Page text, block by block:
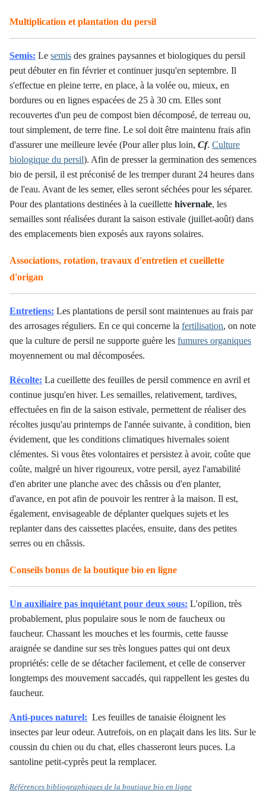
Multiplication et plantation du persil
Semis: Le semis des graines paysannes et biologiques du persil
peut débuter en fin février et continuer jusqu'en septembre. Il
s'effectue en pleine terre, en place, à la volée ou, mieux, en
bordures ou en lignes espacées de 25 à 30 cm. Elles sont
recouvertes d'un peu de compost bien décomposé, de terreau ou,
tout simplement, de terre fine. Le sol doit être maintenu frais afin
d'assurer une meilleure levée (Pour aller plus loin, Cf. Culture
biologique du persil). Afin de presser la germination des semences
bio de persil, il est préconisé de les tremper durant 24 heures dans
de l'eau. Avant de les semer, elles seront séchées pour les séparer.
Pour des plantations destinées à la cueillette hivernale, les
semailles sont réalisées durant la saison estivale (juillet-août) dans
des emplacements bien exposés aux rayons solaires.
Associations, rotation, travaux d'entretien et cueillette
d'origan
Entretiens: Les plantations de persil sont maintenues au frais par
des arrosages réguliers. En ce qui concerne la fertilisation, on note
que la culture de persil ne supporte guère les fumures organiques
moyennement ou mal décomposées.
Récolte: La cueillette des feuilles de persil commence en avril et
continue jusqu'en hiver. Les semailles, relativement, tardives,
effectuées en fin de la saison estivale, permettent de réaliser des
récoltes jusqu'au printemps de l'année suivante, à condition, bien
évidement, que les conditions climatiques hivernales soient
clémentes. Si vous êtes volontaires et persistez à avoir, coûte que
coûte, malgré un hiver rigoureux, votre persil, ayez l'amabilité
d'en abriter une planche avec des châssis ou d'en planter,
d'avance, en pot afin de pouvoir les rentrer à la maison. Il est,
également, envisageable de déplanter quelques sujets et les
replanter dans des caissettes placées, ensuite, dans des petites
serres ou en châssis.
Conseils bonus de la boutique bio en ligne
Un auxiliaire pas inquiétant pour deux sous: L'opilion, très
probablement, plus populaire sous le nom de faucheux ou
faucheur. Chassant les mouches et les fourmis, cette fausse
araignée se dandine sur ses très longues pattes qui ont deux
propriétés: celle de se détacher facilement, et celle de conserver
longtemps des mouvement saccadés, qui rappellent les gestes du
faucheur.
Anti-puces naturel: Les feuilles de tanaisie éloignent les
insectes par leur odeur. Autrefois, on en plaçait dans les lits. Sur le
coussin du chien ou du chat, elles chasseront leurs puces. La
santoline petit-cyprès peut la remplacer.
Références bibliographiques de la boutique bio en ligne